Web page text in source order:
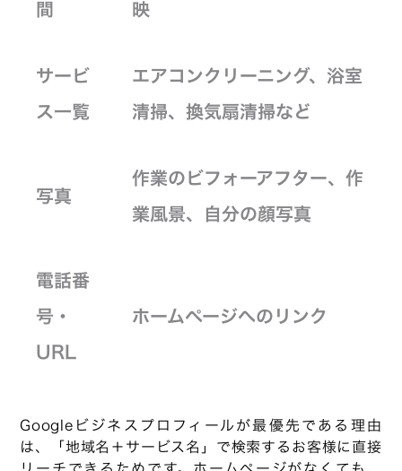
間
映
サービ
ス一覧
エアコンクリーニング、浴室
清掃、換気扇清掃など
写真
作業のビフォーアフター、作
業風景、自分の顔写真
電話番
号・
URL
ホームページへのリンク
Googleビジネスプロフィールが最優先である理由
は、「地域名＋サービス名」で検索するお客様に直接